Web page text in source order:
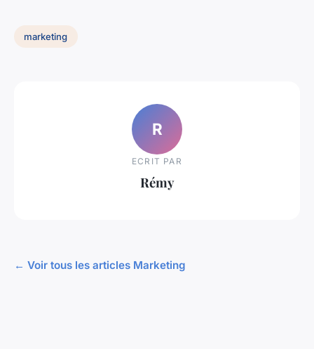
marketing
R
ECRIT PAR
Rémy
← Voir tous les articles Marketing